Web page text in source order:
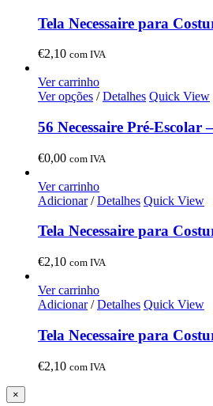
Tela Necessaire para
€2,10 com IVA
Ver carrinho
Ver opções / Detalhes Quick View
56 Necessaire Pré-Escolar
€0,00 com IVA
Ver carrinho
Adicionar/ Detalhes Quick View
Tela Necessaire para
€2,10 com IVA
Ver carrinho
Adicionar/ Detalhes Quick View
Tela Necessaire para
€2,10 com IVA
Close
×